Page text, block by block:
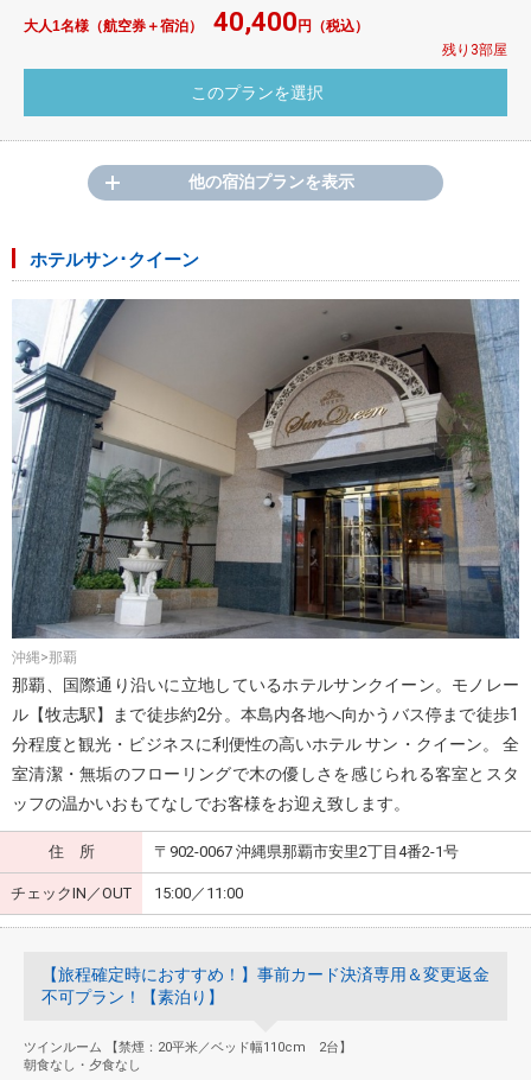
大人1名様（航空券＋宿泊） 40,400 円（税込）
残り3部屋
他の宿泊プランを表示
ホテルサン･クイーン
沖縄>那覇
那覇、国際通り沿いに立地しているホテルサンクイーン。モノレー
ル【牧志駅】まで徒歩約2分。本島内各地へ向かうバス停まで徒歩1
分程度と観光・ビジネスに利便性の高いホテル サン・クイーン。 全
室清潔・無垢のフローリングで木の優しさを感じられる客室とスタ
ッフの温かいおもてなしでお客様をお迎え致します。
住 所 〒902-0067 沖縄県那覇市安里2丁目4番2-1号
チェックIN／OUT 15:00／11:00
【旅程確定時におすすめ！】事前カード決済専用＆変更返金
不可プラン！【素泊り】
ツインルーム 【禁煙：20平米／ベッド幅110cm 2台】
朝食なし・夕食なし